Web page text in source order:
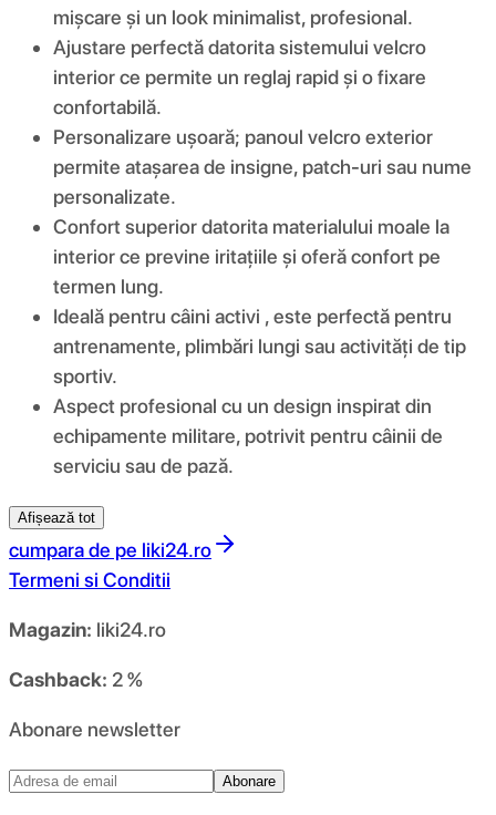
mișcare și un look minimalist, profesional.
Ajustare perfectă datorita sistemului velcro
interior ce permite un reglaj rapid și o fixare
confortabilă.
Personalizare ușoară; panoul velcro exterior
permite atașarea de insigne, patch-uri sau nume
personalizate.
Confort superior datorita materialului moale la
interior ce previne iritațiile și oferă confort pe
termen lung.
Ideală pentru câini activi , este perfectă pentru
antrenamente, plimbări lungi sau activități de tip
sportiv.
Aspect profesional cu un design inspirat din
echipamente militare, potrivit pentru câinii de
serviciu sau de pază.
Afișează tot
cumpara de pe liki24.ro
Termeni si Conditii
Magazin: liki24.ro
Cashback: 2 %
Abonare newsletter
Abonare